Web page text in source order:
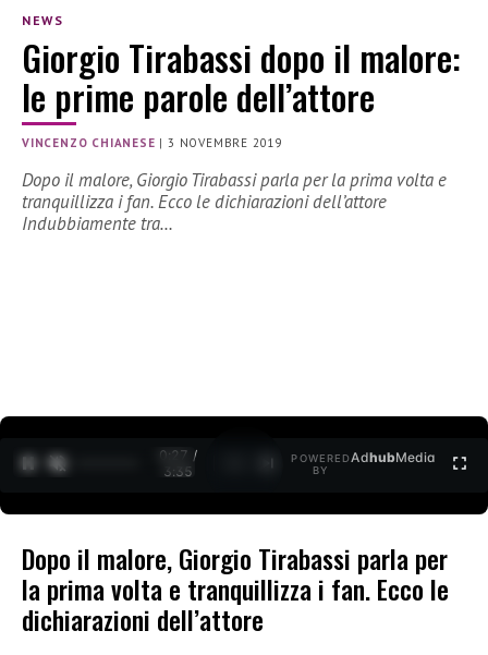
NEWS
Giorgio Tirabassi dopo il malore:
le prime parole dell’attore
VINCENZO CHIANESE |3 NOVEMBRE 2019
Dopo il malore, Giorgio Tirabassi parla per la prima volta e
tranquillizza i fan. Ecco le dichiarazioni dell’attore
Indubbiamente tra…
0:27 /
3:35
POWERED
BY
AdhubMedia
Dopo il malore, Giorgio Tirabassi parla per
la prima volta e tranquillizza i fan. Ecco le
dichiarazioni dell’attore